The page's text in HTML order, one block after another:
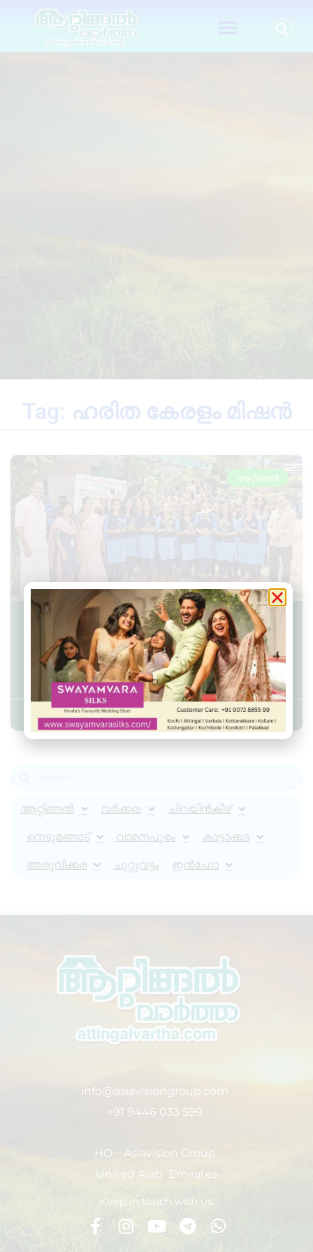
Tag: ഹരിത കേരളം മിഷൻ
ആറ്റിങ്ങൽ
അവനവഞ്ചേരി ഗവ.
ഹൈസ്‌കൂളിൽ ‘ചങ്ങാതിക്കൊരു
തൈ’ പദ്ധതി ആരംഭിച്ചു
Admin YS July 30, 2025 1:18 pm
ആറ്റിങ്ങൽ വർക്കല ചിറയിൻകീഴ്
നെടുമങ്ങാട് വാമനപുരം കാട്ടാക്കട
അരുവിക്കര ചുറ്റുവട്ടം ഇൻഫോ
info@asiavisiongroup.com
+91 9446 033 599
HO – Asiavision Group
United Arab Emirates
Keep in touch with us.